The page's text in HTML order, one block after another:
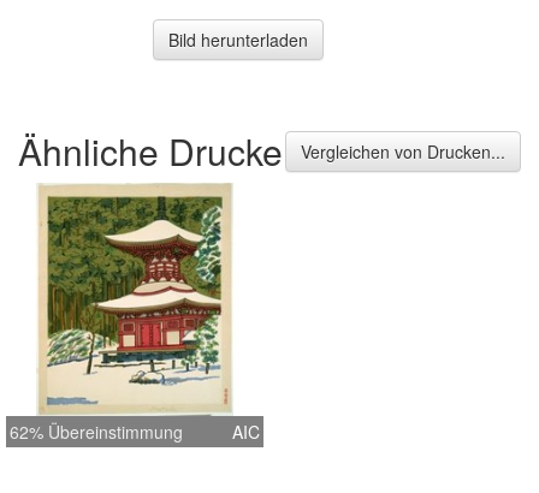
Bild herunterladen
Ähnliche Drucke Vergleichen von Drucken...
62% Übereinstimmung AIC